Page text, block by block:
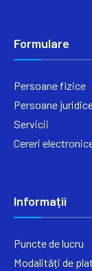
Formulare
Persoane fizice
Persoane
Servicii
Cereri
Informații
Puncte de lucru
Modalități de